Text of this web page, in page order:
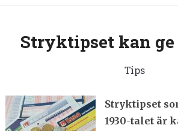
Stryktipset kan
Tips
Stryktipset
1930-talet är